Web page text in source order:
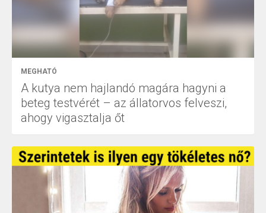
MEGHATÓ
A kutya nem hajlandó magára hagyni a
beteg testvérét – az állatorvos felveszi,
ahogy vigasztalja őt